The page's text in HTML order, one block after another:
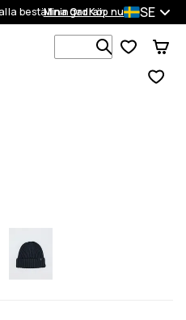
beställningarKöp nu
Mina Ordrar SE
Sök bland